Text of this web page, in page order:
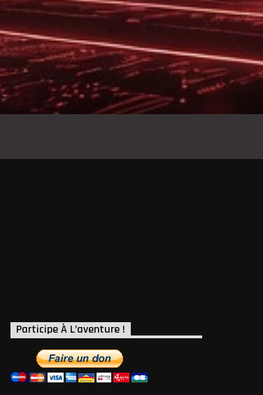
Participe À L’aventure !